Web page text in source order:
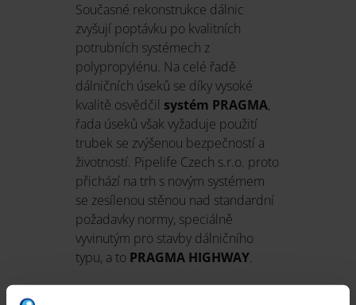
Současné rekonstrukce dálnic
zvyšují poptávku po kvalitních
potrubních systémech z
polypropylénu. Na celé řadě
dálničních úseků se díky vysoké
kvalitě osvědčil systém PRAGMA,
řada úseků však vyžaduje použití
trubek se zvýšenou bezpečností a
životností. Pipelife Czech s.r.o. proto
přichází na trh s novým systémem
se zesílenou stěnou nad standardní
požadavky normy, speciálně
vyvinutým pro stavby dálničního
typu, a to PRAGMA HIGHWAY.